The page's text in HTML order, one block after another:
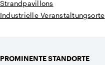
Strandpavillons
Industrielle Veranstaltungsorte
PROMINENTE STANDORTE